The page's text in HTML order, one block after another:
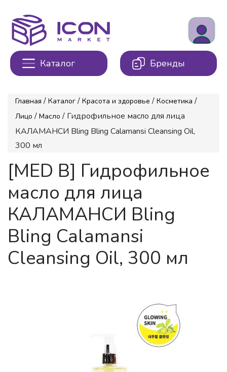
Каталог Бренды
Главная / Каталог / Красота и здоровье / Косметика /
Лицо / Масло / Гидрофильное масло для лица
КАЛАМАНСИ Bling Bling Calamansi Cleansing Oil,
300 мл
[MED B] Гидрофильное
масло для лица
КАЛАМАНСИ Bling
Bling Calamansi
Cleansing Oil, 300 мл